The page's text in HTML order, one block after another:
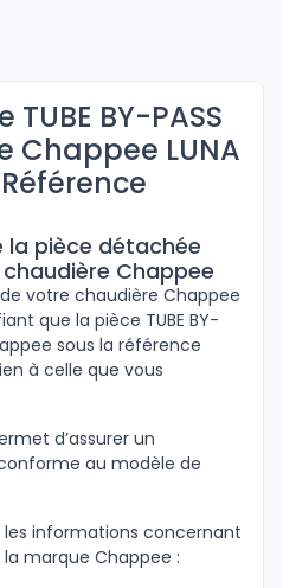
BY-PASS
Chappee LUNA
Référence
la pièce détachée
chaudière Chappee
votre chaudière Chappee
que la pièce TUBE BY-
sous la référence
à celle que vous
d’assurer un
au modèle de
informations concernant
la marque Chappee :